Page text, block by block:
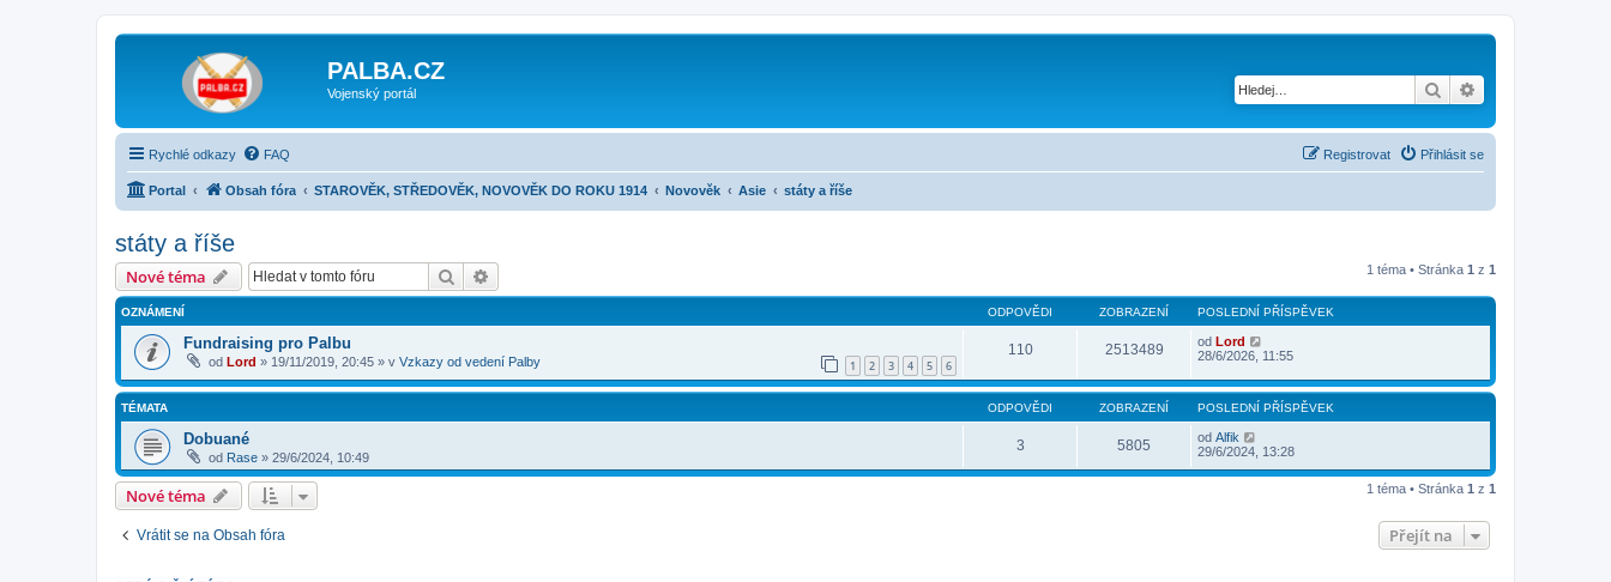
PALBA.CZ
Vojenský portál Hledat
Rychlé odkazy FAQ Přihlásit se
Registrovat
Portal Obsah fóra STAROVĚK, STŘEDOVĚK, NOVOVĚK DO ROKU 1914 Novověk Asie státy a říše
státy a říše
Nové téma Hledat 1 téma • Stránka 1 z 1
OZNÁMENÍ ODPOVĚDI ZOBRAZENÍ POSLEDNÍ PŘÍSPĚVEK
Fundraising pro Palbu
od Lord » 19/11/2019, 20:45 » v Vzkazy od vedení Palby 1 2 3 4 5 6
110 2513489 od Lord
28/6/2026, 11:55
TÉMATA ODPOVĚDI ZOBRAZENÍ POSLEDNÍ PŘÍSPĚVEK
Dobuané
od Rase » 29/6/2024, 10:49
3 5805 od Alfik
29/6/2024, 13:28
Nové téma 1 téma • Stránka 1 z 1
Vrátit se na Obsah fóra Přejít na